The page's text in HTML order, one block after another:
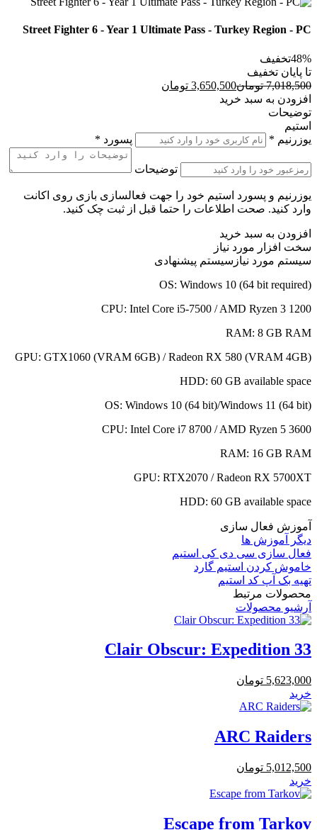
Street Fighter 6 - Year 1 Ultimate Pass - Turkey Region - PC
48%تخفیف
تا پایان تخفیف
7,018,500 تومان3,650,500 تومان
افزودن به سبد خرید
توضیحات
استیم
یوزرنیم * پسورد *
توضیحات
یوزرنیم و پسورد استیم خود را جهت فعالسازی بازی روی اکانت
وارد کنید. صحت اطلاعات را حتما قبل از ثبت چک کنید.
افزودن به سبد خرید
سخت افزار مورد نیاز
سیستم مورد نیاز سیستم پیشنهادی
OS: Windows 10 (64 bit required)
CPU: Intel Core i5-7500 / AMD Ryzen 3 1200
RAM: 8 GB RAM
GPU: GTX1060 (VRAM 6GB) / Radeon RX 580 (VRAM 4GB)
HDD: 60 GB available space
OS: Windows 10 (64 bit)/Windows 11 (64 bit)
CPU: Intel Core i7 8700 / AMD Ryzen 5 3600
RAM: 16 GB RAM
GPU: RTX2070 / Radeon RX 5700XT
HDD: 60 GB available space
آموزش فعال سازی
دیگر آموزش ها
فعال سازی سی دی کی استیم
خاموش کردن استیم گارد
تهیه بک آپ کد استیم
محصولات مرتبط
آرشیو محصولات
Clair Obscur: Expedition 33
5,623,000 تومان
خرید
ARC Raiders
5,012,500 تومان
خرید
Escape from Tarkov